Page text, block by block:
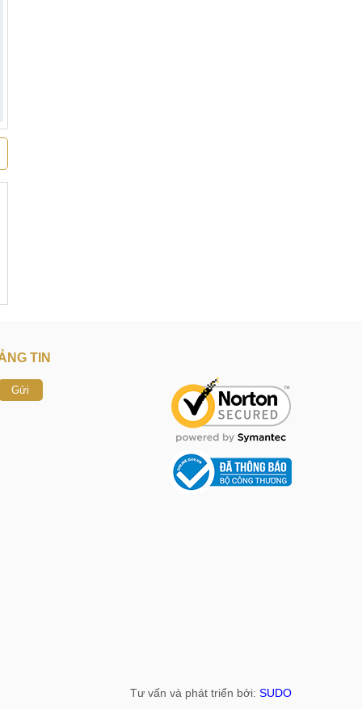
TIN
Gửi
Tư vấn và phát triển bởi: SUDO